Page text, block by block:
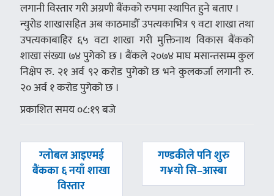
लगानी विस्तार गरी अग्रणी बैंकको रुपमा स्थापित हुने बताए ।
न्युरोड शाखासहित अब काठमाडौँ उपत्यकाभित्र ९ वटा शाखा तथा
उपत्यकाबाहिर ६५ वटा शाखा गरी मुक्तिनाथ विकास बैंकको
शाखा संख्या ७४ पुगेको छ । बैंकले २०७४ माघ मसान्तसम्म कुल
निक्षेप रु. २१ अर्व ९२ करोड पुगेको छ भने कुलकर्जा लगानी रु.
२० अर्व १ करोड पुगेको छ ।
प्रकाशित समय ०८:१९ बजे
पछिल्लाे
-
ग्लोबल आइएमई
बैंकका ६ नयाँ शाखा
विस्तार
अघिल्लाे
-
गण्डकीले पनि शुरु
ग¥यो सि–आस्बा